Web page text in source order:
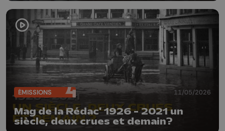
ÉMISSIONS 11/05/2026
Mag de la Rédac' 1926 - 2021 un
siècle, deux crues et demain?